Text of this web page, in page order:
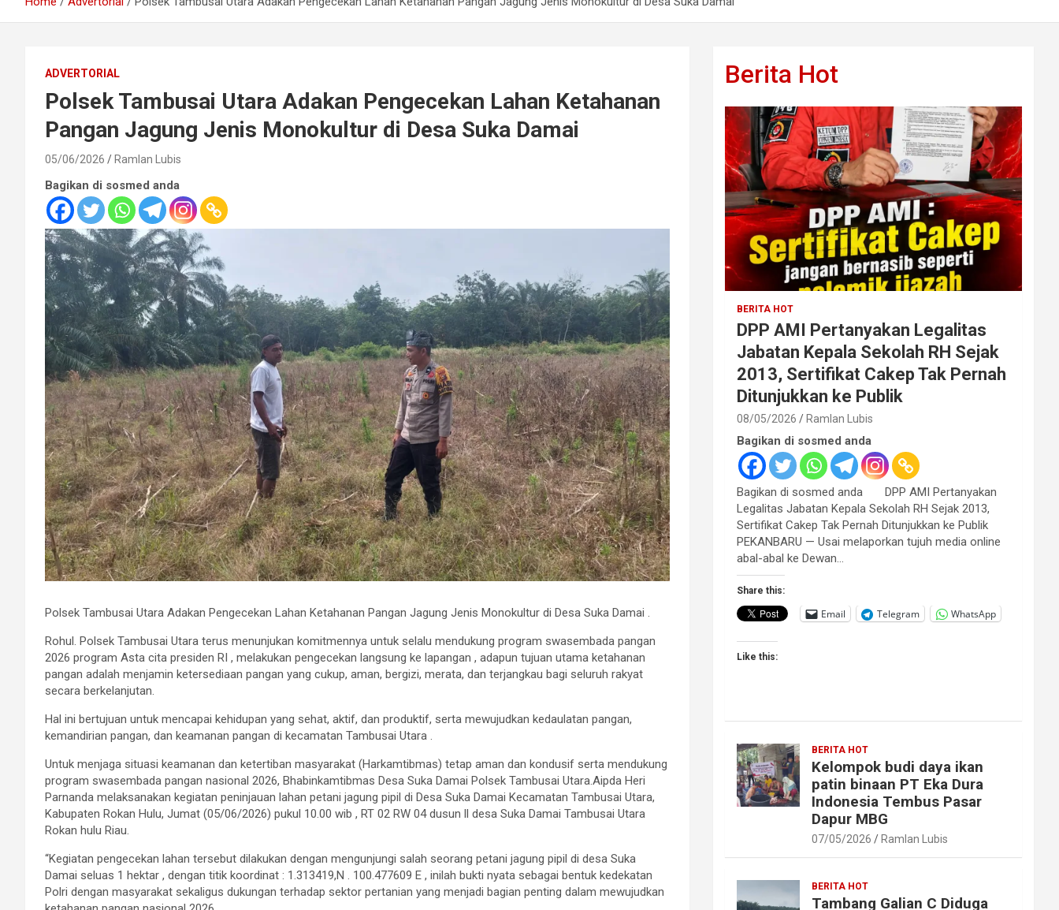
ADVERTORIAL
Polsek Tambusai Utara Adakan Pengecekan Lahan Ketahanan
Pangan Jagung Jenis Monokultur di Desa Suka Damai
05/06/2026 Ramlan Lubis
Bagikan di sosmed anda
Polsek Tambusai Utara Adakan Pengecekan Lahan Ketahanan Pangan Jagung Jenis Monokultur di Desa Suka Damai .
Rohul. Polsek Tambusai Utara terus menunjukan komitmennya untuk selalu mendukung program swasembada pangan
2026 program Asta cita presiden RI , melakukan pengecekan langsung ke lapangan , adapun tujuan utama ketahanan
pangan adalah menjamin ketersediaan pangan yang cukup, aman, bergizi, merata, dan terjangkau bagi seluruh rakyat
secara berkelanjutan.
Hal ini bertujuan untuk mencapai kehidupan yang sehat, aktif, dan produktif, serta mewujudkan kedaulatan pangan,
kemandirian pangan, dan keamanan pangan di kecamatan Tambusai Utara .
Untuk menjaga situasi keamanan dan ketertiban masyarakat (Harkamtibmas) tetap aman dan kondusif serta mendukung
program swasembada pangan nasional 2026, Bhabinkamtibmas Desa Suka Damai Polsek Tambusai Utara.Aipda Heri
Parnanda melaksanakan kegiatan peninjauan lahan petani jagung pipil di Desa Suka Damai Kecamatan Tambusai Utara,
Kabupaten Rokan Hulu, Jumat (05/06/2026) pukul 10.00 wib , RT 02 RW 04 dusun ll desa Suka Damai Tambusai Utara
Rokan hulu Riau.
“Kegiatan pengecekan lahan tersebut dilakukan dengan mengunjungi salah seorang petani jagung pipil di desa Suka
Damai seluas 1 hektar , dengan titik koordinat : 1.313419,N . 100.477609 E , inilah bukti nyata sebagai bentuk kedekatan
Polri dengan masyarakat sekaligus dukungan terhadap sektor pertanian yang menjadi bagian penting dalam mewujudkan
Berita Hot
BERITA HOT
DPP AMI Pertanyakan Legalitas
Jabatan Kepala Sekolah RH Sejak
2013, Sertifikat Cakep Tak Pernah
Ditunjukkan ke Publik
08/05/2026 Ramlan Lubis
Bagikan di sosmed anda
Bagikan di sosmed anda DPP AMI Pertanyakan
Legalitas Jabatan Kepala Sekolah RH Sejak 2013,
Sertifikat Cakep Tak Pernah Ditunjukkan ke Publik
PEKANBARU — Usai melaporkan tujuh media online
abal-abal ke Dewan…
Share this:
Email Telegram WhatsApp
Like this:
BERITA HOT
Kelompok budi daya ikan
patin binaan PT Eka Dura
Indonesia Tembus Pasar
Dapur MBG
07/05/2026 Ramlan Lubis
BERITA HOT
Tambang Galian C Diduga